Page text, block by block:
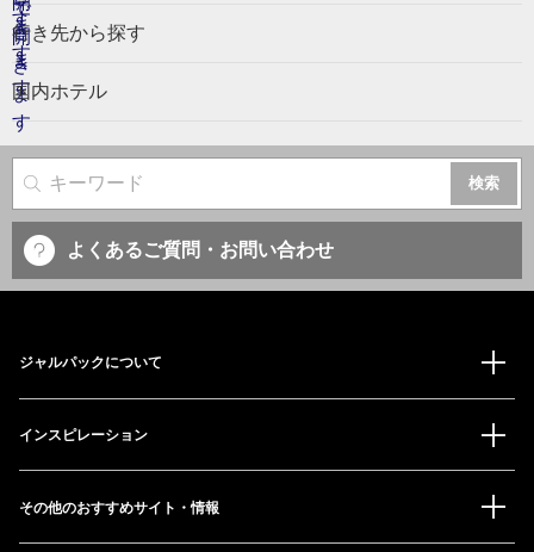
行き先から探す
国内ホテル
サイト内検索
よくあるご質問・お問い合わせ
ジャルパックについて
インスピレーション
その他のおすすめサイト・情報